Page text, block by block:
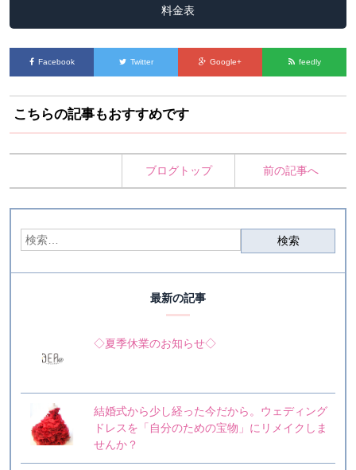
料金表
Facebook Twitter Google+ feedly
こちらの記事もおすすめです
ブログトップ 前の記事へ
最新の記事
◇夏季休業のお知らせ◇
結婚式から少し経った今だから。ウェディング
ドレスを「自分のための宝物」にリメイクしま
せんか？